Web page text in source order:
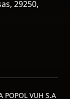
29250,
POPOL VUH S.A